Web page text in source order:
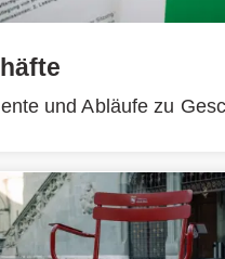
und Abläufe zu